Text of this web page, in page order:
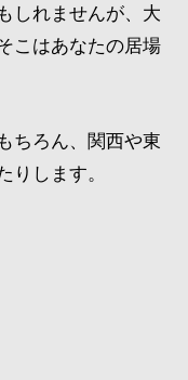
しれませんが、大
こはあなたの居場
ちろん、関西や東
りします。